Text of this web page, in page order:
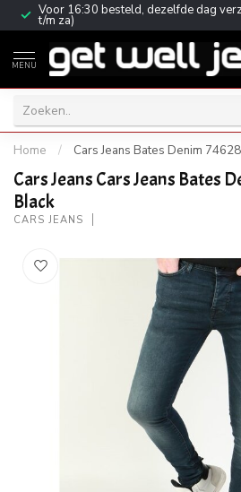
Voor 16:30 besteld, dezelfde dag
t/m za)
MENU
Home / Cars Jeans Bates Denim
Cars Jeans Cars Jeans Bates
Black
CARS JEANS